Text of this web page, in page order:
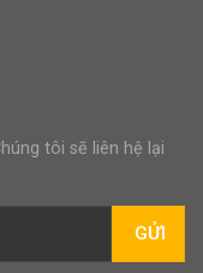
tôi sẽ liên hệ lại
GỬI